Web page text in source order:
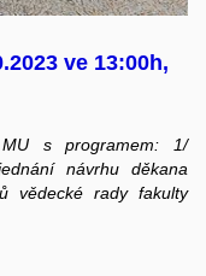
ve 13:00h,
MU s programem: 1/
návrhu děkana
vědecké rady fakulty